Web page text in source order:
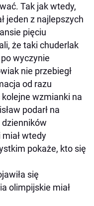
Tak jak wtedy,
jeden z najlepszych
pięciu
że taki chuderlak
wyczynie
nie przebiegł
od razu
wzmianki na
podarł na
miał wtedy
pokaże, kto się
się
olimpijskie miał